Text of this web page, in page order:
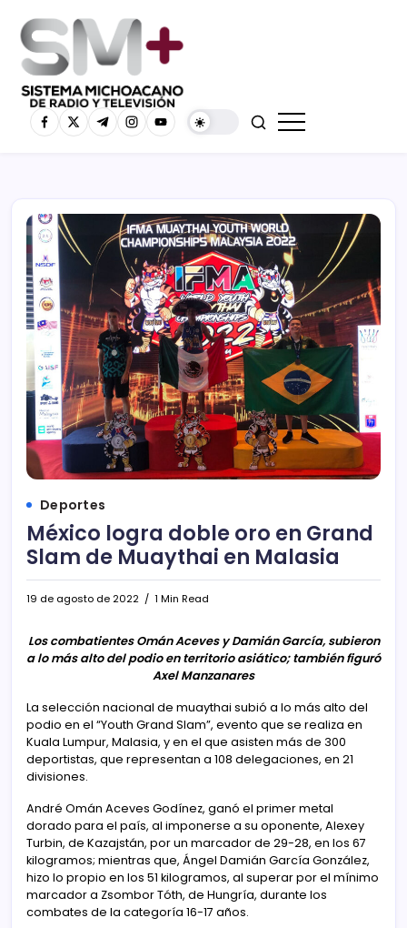
Deportes
México logra doble oro en Grand
Slam de Muaythai en Malasia
19 de agosto de 2022 1 Min Read
Los combatientes Omán Aceves y Damián García, subieron
a lo más alto del podio en territorio asiático; también figuró
Axel Manzanares
La selección nacional de muaythai subió a lo más alto del
podio en el “Youth Grand Slam”, evento que se realiza en
Kuala Lumpur, Malasia, y en el que asisten más de 300
deportistas, que representan a 108 delegaciones, en 21
divisiones.
André Omán Aceves Godínez, ganó el primer metal
dorado para el país, al imponerse a su oponente, Alexey
Turbin, de Kazajstán, por un marcador de 29-28, en los 67
kilogramos; mientras que, Ángel Damián García González,
hizo lo propio en los 51 kilogramos, al superar por el mínimo
marcador a Zsombor Tóth, de Hungría, durante los
combates de la categoría 16-17 años.